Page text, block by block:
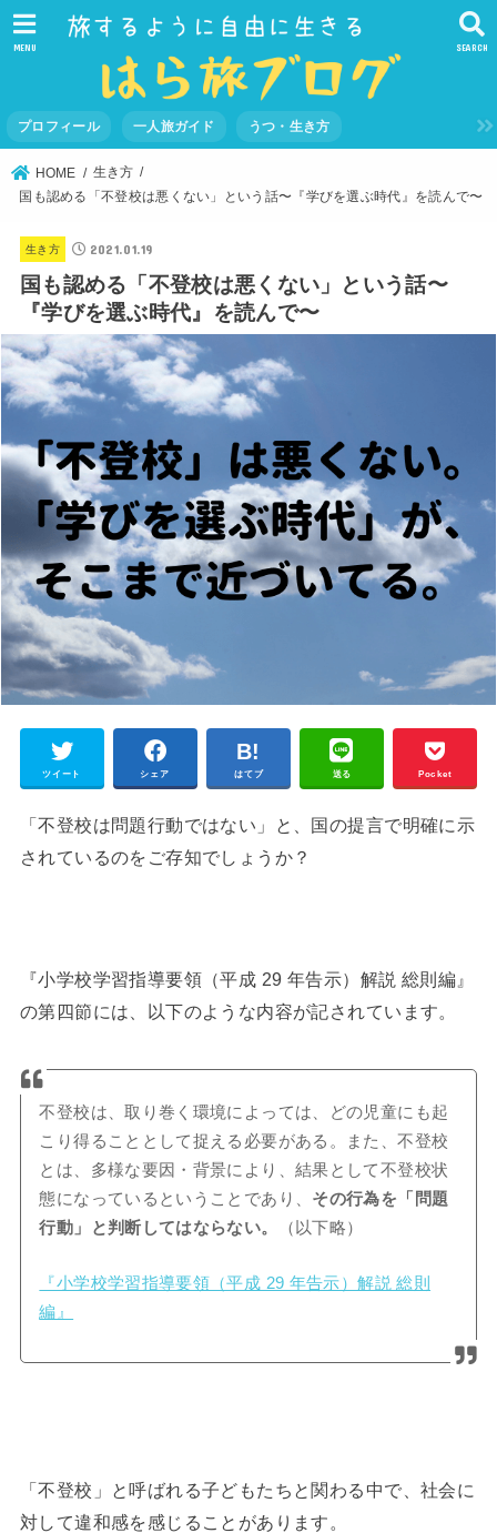
SEARCH
MENU
プロフィール 一人旅ガイド うつ・生き方
HOME
生き方
国も認める「不登校は悪くない」という話〜『学びを選ぶ時代』を読んで〜
生き方 2021.01.19
国も認める「不登校は悪くない」という話〜
『学びを選ぶ時代』を読んで〜
ツイート シェア はてブ 送る Pocket
「不登校は問題行動ではない」と、国の提言で明確に示
されているのをご存知でしょうか？
『小学校学習指導要領（平成 29 年告示）解説 総則編』
の第四節には、以下のような内容が記されています。
不登校は、取り巻く環境によっては、どの児童にも起
こり得ることとして捉える必要がある。また、不登校
とは、多様な要因・背景により、結果として不登校状
態になっているということであり、 その行為を「問題
行動」と判断してはならない。
（以下略）
『小学校学習指導要領（平成 29 年告示）解説 総則
編』
「不登校」と呼ばれる子どもたちと関わる中で、社会に
対して違和感を感じることがあります。